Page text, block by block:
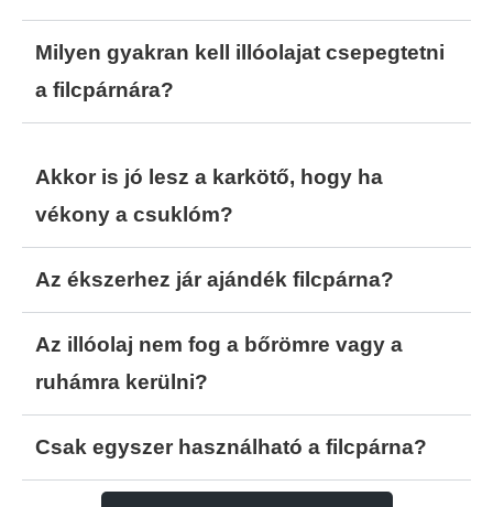
Milyen gyakran kell illóolajat csepegtetni
a filcpárnára?
Akkor is jó lesz a karkötő, hogy ha
vékony a csuklóm?
Az ékszerhez jár ajándék filcpárna?
Az illóolaj nem fog a bőrömre vagy a
ruhámra kerülni?
Csak egyszer használható a filcpárna?